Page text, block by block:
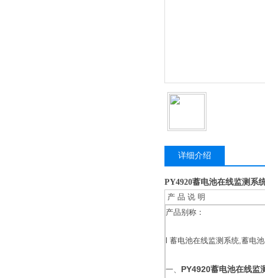
详细介绍
PY4920蓄电池在线监测系
产 品 说 明
产品别称：
l 蓄电池在线监测系统,蓄电
一、 PY4920蓄电池在线监